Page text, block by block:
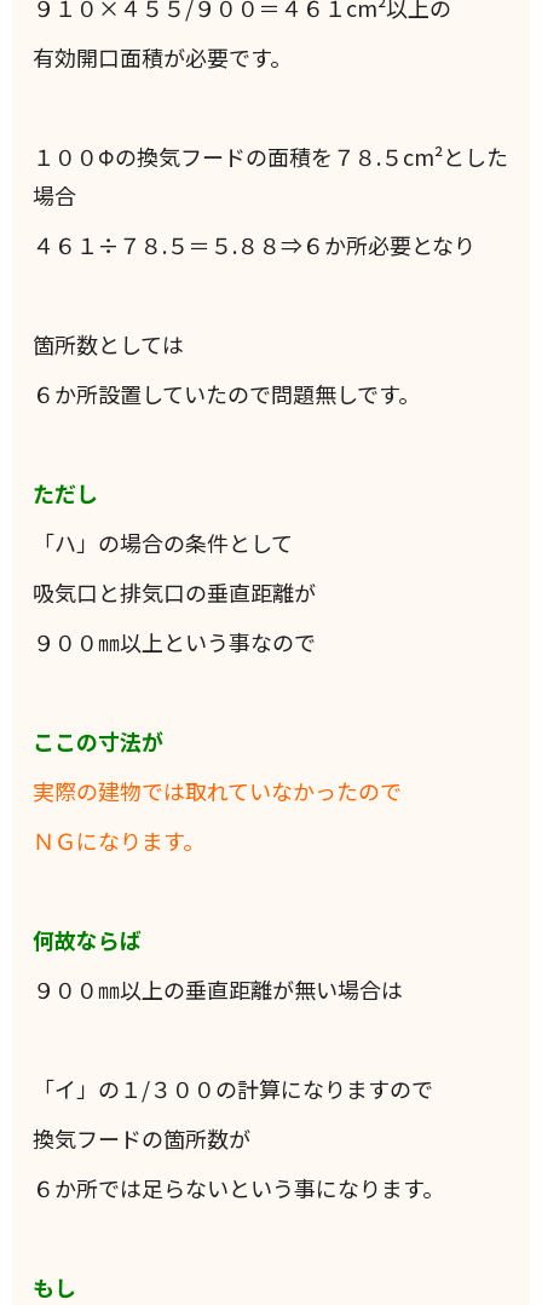
９１０×４５５/９００＝４６１cm²以上の
有効開口面積が必要です。
１００Φの換気フードの面積を７８.５cm²とした
場合
４６１÷７８.５＝５.８８⇒６か所必要となり
箇所数としては
６か所設置していたので問題無しです。
ただし
「ハ」の場合の条件として
吸気口と排気口の垂直距離が
９００㎜以上という事なので
ここの寸法が
実際の建物では取れていなかったので
ＮＧになります。
何故ならば
９００㎜以上の垂直距離が無い場合は
「イ」の１/３００の計算になりますので
換気フードの箇所数が
６か所では足らないという事になります。
もし